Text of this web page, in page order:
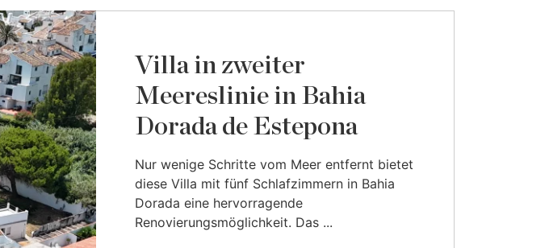
Villa in zweiter
Meereslinie in Bahia
Dorada de Estepona
Nur wenige Schritte vom Meer entfernt bietet
diese Villa mit fünf Schlafzimmern in Bahia
Dorada eine hervorragende
Renovierungsmöglichkeit. Das ...